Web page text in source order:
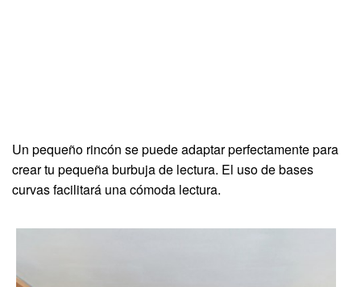
Un pequeño rincón se puede adaptar perfectamente para
crear tu pequeña burbuja de lectura. El uso de bases
curvas facilitará una cómoda lectura.